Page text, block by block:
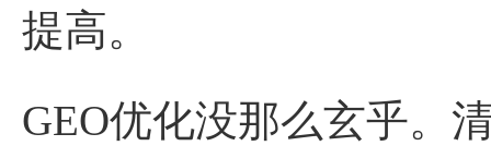
提高。
GEO优化没那么玄乎。